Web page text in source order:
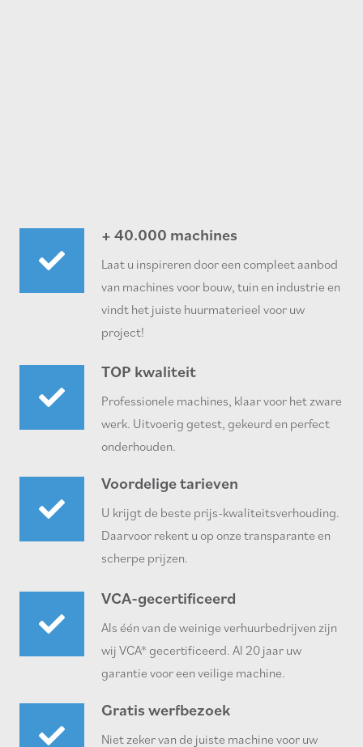
+ 40.000 machines
Laat u inspireren door een compleet aanbod
van machines voor bouw, tuin en industrie en
vindt het juiste huurmaterieel voor uw
project!
TOP kwaliteit
Professionele machines, klaar voor het zware
werk. Uitvoerig getest, gekeurd en perfect
onderhouden.
Voordelige tarieven
U krijgt de beste prijs-kwaliteitsverhouding.
Daarvoor rekent u op onze transparante en
scherpe prijzen.
VCA-gecertificeerd
Als één van de weinige verhuurbedrijven zijn
wij VCA* gecertificeerd. Al 20 jaar uw
garantie voor een veilige machine.
Gratis werfbezoek
Niet zeker van de juiste machine voor uw